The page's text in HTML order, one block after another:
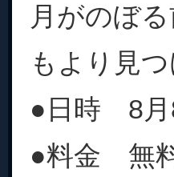
月がのぼ
もより見
●日時 8月
●料金 無